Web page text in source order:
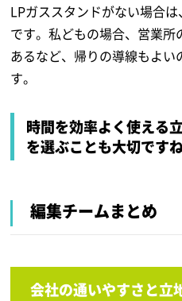
LPガススタンドがない場合は
です。私どもの場合、営業
あるなど、帰りの導線もよ
す。
時間を効率よく使える
を選ぶことも大切ですね
編集チームまとめ
会社の通いやすさと立